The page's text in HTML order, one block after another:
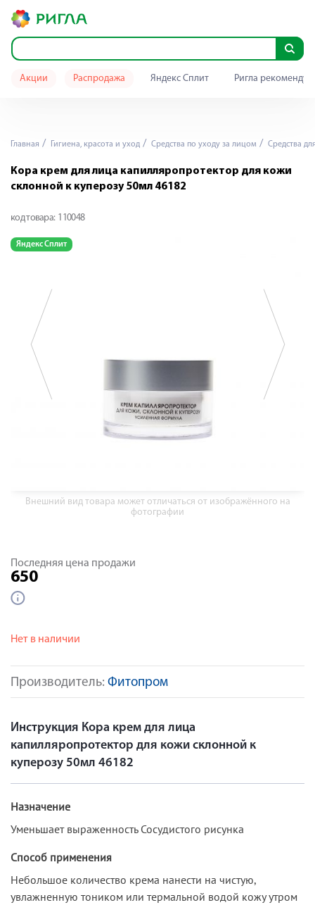
Акции Распродажа Яндекс Сплит Ригла
Главная Гигиена, красота и уход Средства по уходу за лицом Средства
Кора крем для лица капилляропротектор для кожи
склонной к куперозу 50мл 46182
код товара: 110048
Яндекс Сплит
Внешний вид товара может отличаться от изображённого на
фотографии
Производитель: Фитопром
Последняя цена продажи
650
Нет в наличии
Инструкция Кора крем для лица
капилляропротектор для кожи склонной к
куперозу 50мл 46182
Назначение
Уменьшает выраженность Сосудистого рисунка
Способ применения
Небольшое количество крема нанести на чистую,
увлажненную тоником или термальной водой кожу утром